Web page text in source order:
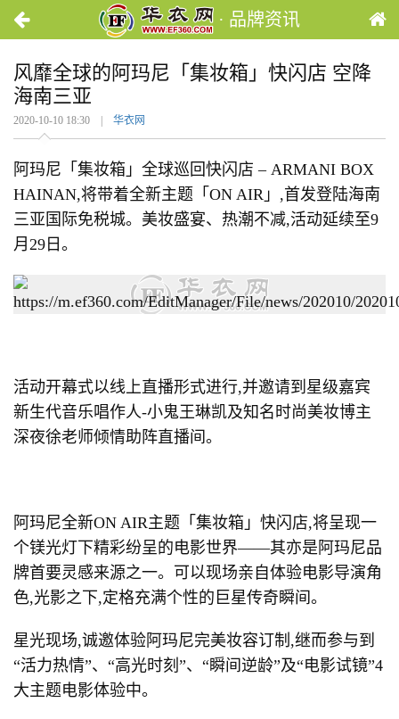
· 品牌资讯
风靡全球的阿玛尼「集妆箱」快闪店 空降
海南三亚
2020-10-10 18:30 | 华衣网
阿玛尼「集妆箱」全球巡回快闪店 – ARMANI BOX
HAINAN,将带着全新主题「ON AIR」,首发登陆海南
三亚国际免税城。美妆盛宴、热潮不减,活动延续至9
月29日。
活动开幕式以线上直播形式进行,并邀请到星级嘉宾
新生代音乐唱作人-小鬼王琳凯及知名时尚美妆博主
深夜徐老师倾情助阵直播间。
阿玛尼全新ON AIR主题「集妆箱」快闪店,将呈现一
个镁光灯下精彩纷呈的电影世界——其亦是阿玛尼品
牌首要灵感来源之一。可以现场亲自体验电影导演角
色,光影之下,定格充满个性的巨星传奇瞬间。
星光现场,诚邀体验阿玛尼完美妆容订制,继而参与到
“活力热情”、“高光时刻”、“瞬间逆龄”及“电影试镜”4
大主题电影体验中。